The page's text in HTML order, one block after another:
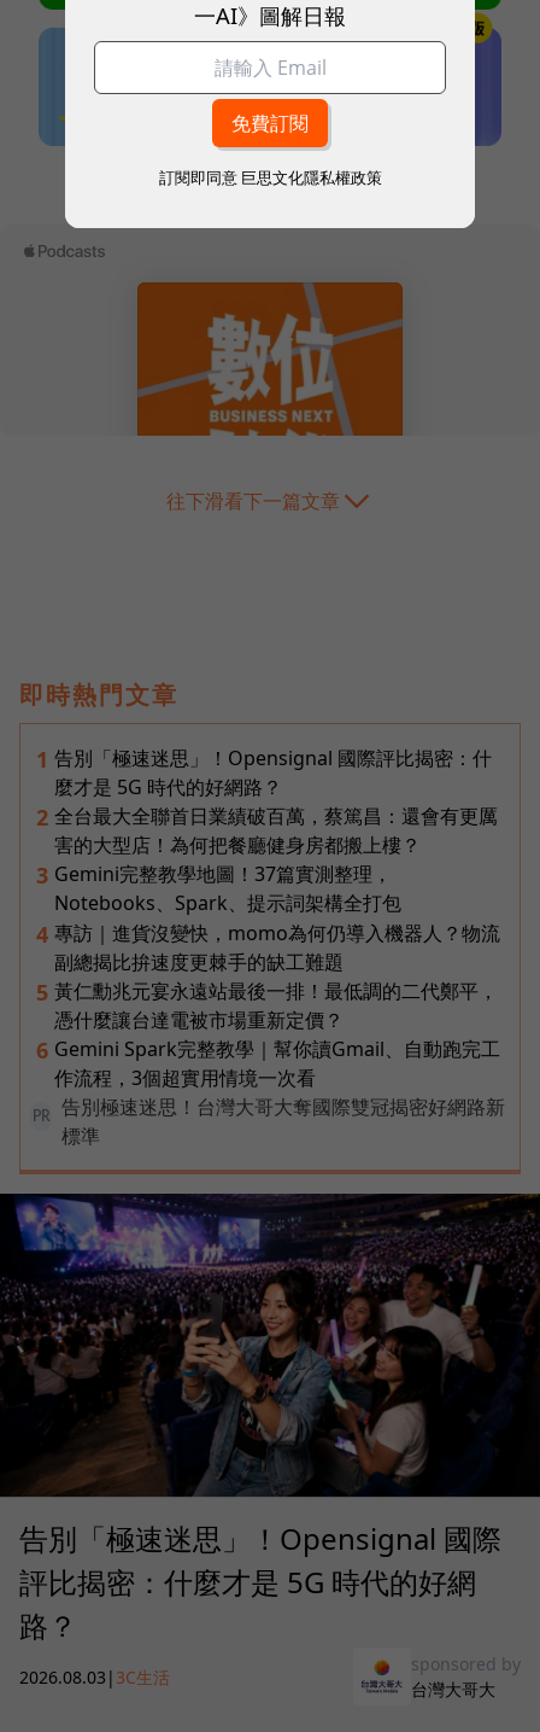
本網站內容未經允許，不得轉載。
往下滑看下一篇文章
即時熱門文章
1 告別「極速迷思」！Opensignal 國際評比揭密：什
麼才是 5G 時代的好網路？
2 全台最大全聯首日業績破百萬，蔡篤昌：還會有更厲
害的大型店！為何把餐廳健身房都搬上樓？
3 Gemini完整教學地圖！37篇實測整理，
Notebooks、Spark、提示詞架構全打包
4 專訪｜進貨沒變快，momo為何仍導入機器人？物流
副總揭比拚速度更棘手的缺工難題
5 黃仁勳兆元宴永遠站最後一排！最低調的二代鄭平，
憑什麼讓台達電被市場重新定價？
6 Gemini Spark完整教學｜幫你讀Gmail、自動跑完工
作流程，3個超實用情境一次看
PR
告別極速迷思！台灣大哥大奪國際雙冠揭密好網路新
標準
告別「極速迷思」！Opensignal 國際
評比揭密：什麼才是 5G 時代的好網
路？
2026.08.03 | 3C生活
sponsored by
台灣大哥大
一AI》圖解日報
訂閱即同意 巨思文化隱私權政策